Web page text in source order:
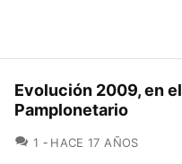
Evolución 2009, en el
Pamplonetario
1 COMENTARIOS
HACE 17 AÑOS